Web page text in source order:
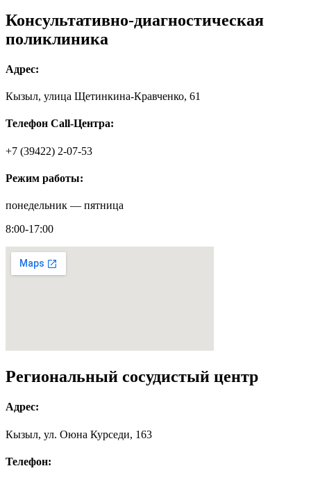
Консультативно-диагностическая
поликлиника
Адрес:
Кызыл, улица Щетинкина-Кравченко, 61
Телефон Call-Центра:
+7 (39422) 2-07-53
Режим работы:
понедельник — пятница
8:00-17:00
Региональный сосудистый центр
Адрес:
Кызыл, ул. Оюна Курседи, 163
Телефон: